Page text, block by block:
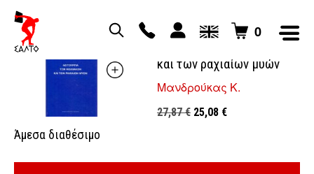
0
και των ραχιαίων μυών
Μανδρούκας Κ.
27,87€ Original
27,87 €.
25,08 €Η
είναι:
Άμεσα διαθέσιμο